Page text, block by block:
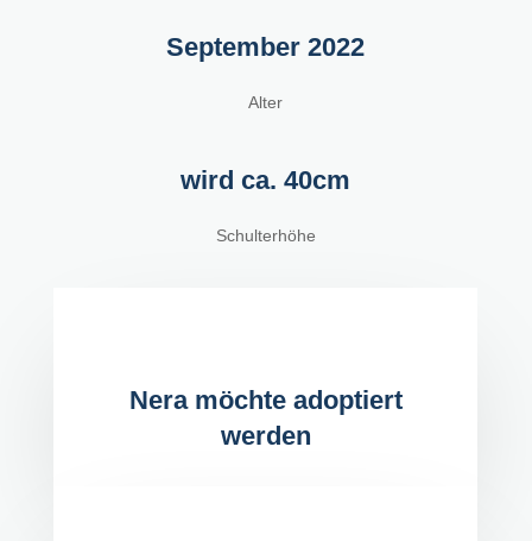
September 2022
Alter
wird ca. 40cm
Schulterhöhe
Nera möchte adoptiert
werden